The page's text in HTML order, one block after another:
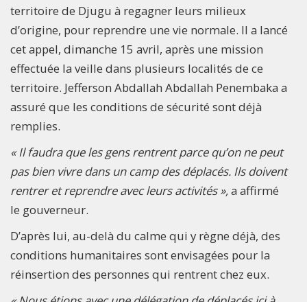
territoire de Djugu à regagner leurs milieux
d’origine, pour reprendre une vie normale. Il a lancé
cet appel, dimanche 15 avril, après une mission
effectuée la veille dans plusieurs localités de ce
territoire. Jefferson Abdallah Abdallah Penembaka a
assuré que les conditions de sécurité sont déjà
remplies.
« Il faudra que les gens rentrent parce qu’on ne peut
pas bien vivre dans un camp des déplacés. Ils doivent
rentrer et reprendre avec leurs activités »,a affirmé
le gouverneur.
D’après lui, au-delà du calme qui y règne déjà, des
conditions humanitaires sont envisagées pour la
réinsertion des personnes qui rentrent chez eux.